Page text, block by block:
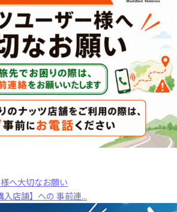
へ大切なお願い
店舗】への 事前連...